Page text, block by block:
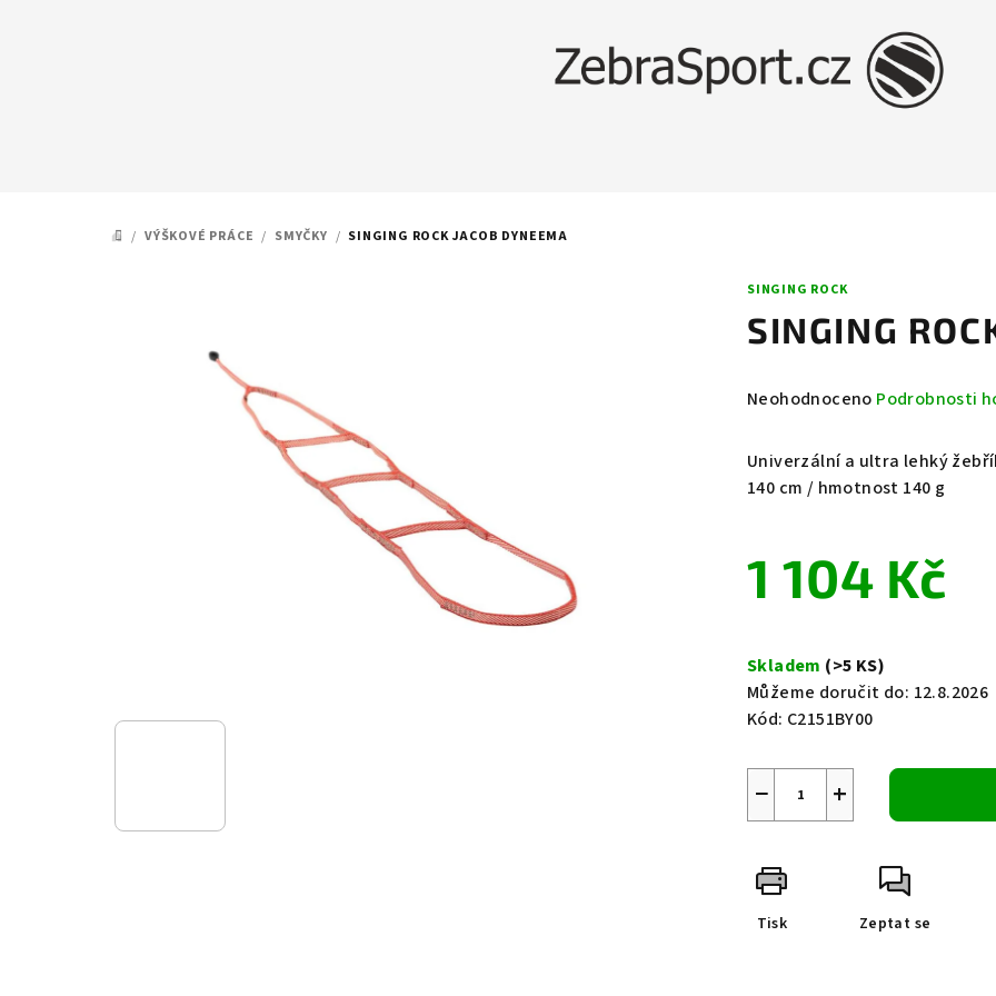
DOMŮ
/ VÝŠKOVÉ PRÁCE / SMYČKY / SINGING ROCK JACOB DYNEEMA
SINGING ROCK
SINGING
Průměrné
produktu
je
5
hvězdiček.
Neohodnoceno Podrobnosti
Univerzální a ultra lehký
140 cm / hmotnost 140 g
1 104 Kč
cena:
Skladem (>5 KS)
Můžeme doručit do: 12.8.2026
Kód: C2151BY00
+
−
Tisk Zeptat se